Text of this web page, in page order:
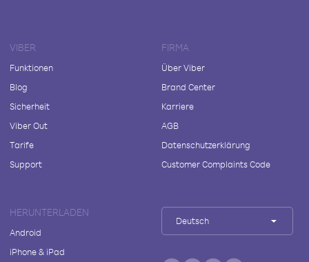
VIBER
Funktionen
Blog
Sicherheit
Viber Out
Tarife
Support
FIRMA
Über Viber
Brand Center
Karriere
AGB
Datenschutzerklärung
Customer Complaints Code
HERUNTERLADEN
Android
iPhone & iPad
Deutsch